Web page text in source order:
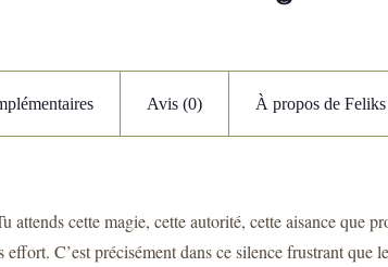
Avis (0) À propos de
cette magie, cette autorité, cette aisance que
C’est précisément dans ce silence frustrant